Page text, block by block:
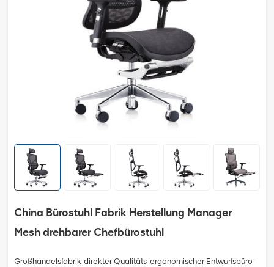
China Bürostuhl Fabrik Herstellung Manager
Mesh drehbarer Chefbürostuhl
Großhandelsfabrik-direkter Qualitäts-ergonomischer Entwurfsbüro-